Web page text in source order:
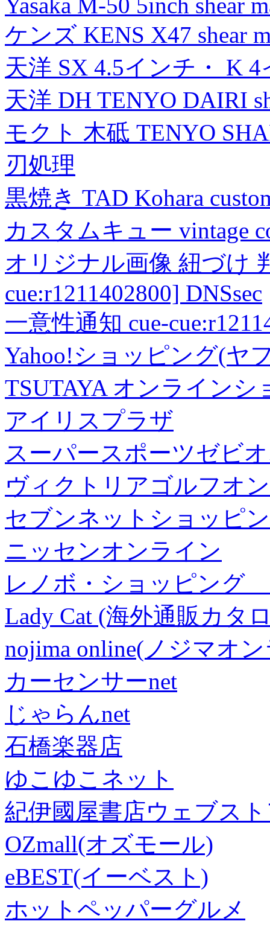
ケンズ KENS X47 shear
天洋 SX 4.5インチ・ K
天洋 DH TENYO DAIRI
モクト 木砥 TENYO
刃処理
黒焼き TAD Kohara
カスタムキュー vintage
オリジナル画像 紐づけ
cue:r1211402800] DNSsec
一意性通知 cue-
Yahoo!ショッピング(ヤ
TSUTAYA オンラインシ
アイリスプラザ
スーパースポーツゼビ
ヴィクトリアゴルフオ
セブンネットショッピ
ニッセンオンライン
レノボ・ショッピング
Lady Cat (海外通販カタ
nojima online(ノジマオ
カーセンサーnet
じゃらんnet
石橋楽器店
ゆこゆこネット
紀伊國屋書店ウェブス
OZmall(オズモール)
eBEST(イーベスト)
ホットペッパーグルメ